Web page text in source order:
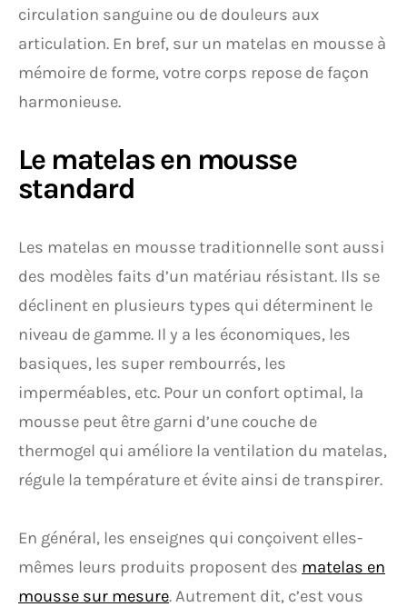
circulation sanguine ou de douleurs aux
articulation. En bref, sur un matelas en mousse à
mémoire de forme, votre corps repose de façon
harmonieuse.
Le matelas en mousse
standard
Les matelas en mousse traditionnelle sont aussi
des modèles faits d’un matériau résistant. Ils se
déclinent en plusieurs types qui déterminent le
niveau de gamme. Il y a les économiques, les
basiques, les super rembourrés, les
imperméables, etc. Pour un confort optimal, la
mousse peut être garni d’une couche de
thermogel qui améliore la ventilation du matelas,
régule la température et évite ainsi de transpirer.
En général, les enseignes qui conçoivent elles-
mêmes leurs produits proposent des matelas en
mousse sur mesure. Autrement dit, c’est vous